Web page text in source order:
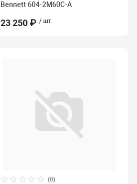
Bennett 604-2M60C-A
23 250 ₽ / шт.
(0)